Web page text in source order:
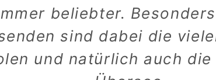
beliebter.
sind dabei die
und natürlich auch die